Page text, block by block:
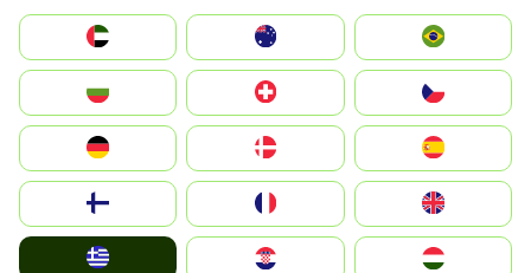
الإمارات العربية المتحدة
Switzerland
Deutschland
United Kingdom
Magyarország